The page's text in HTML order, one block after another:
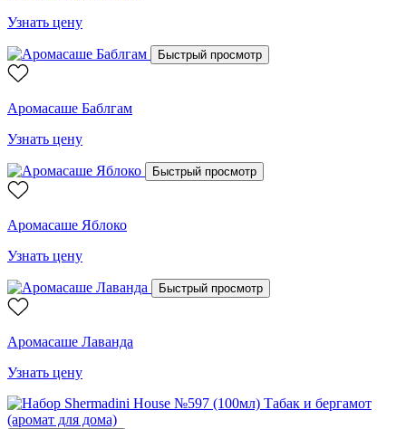
Узнать цену
Быстрый просмотр
Аромасаше Баблгам
Узнать цену
Быстрый просмотр
Аромасаше Яблоко
Узнать цену
Быстрый просмотр
Аромасаше Лаванда
Узнать цену